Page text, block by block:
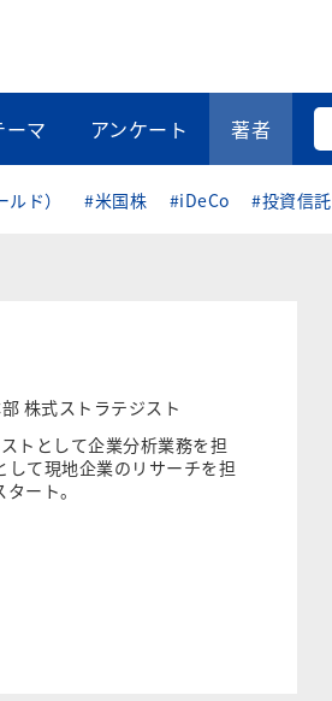
ーマ アンケート 著者
ド） #米国株 #iDeCo #投資信託
株式ストラテジスト
トとして企業分析業務を担
て現地企業のリサーチを担
ート。